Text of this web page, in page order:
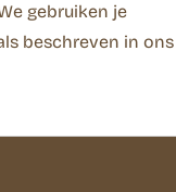
gebruiken je
beschreven in ons